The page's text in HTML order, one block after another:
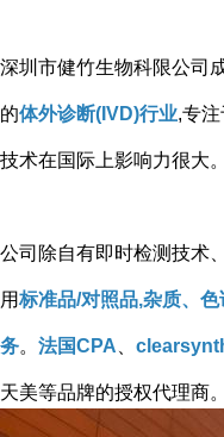
深圳市健竹生物科限公司
的体外诊断(IVD)行业,专
技术在国际上影响力很大。
公司除自有即时检测技术
用标准品/对照品,杂质、
务。 法国CPA
天美等品牌的授权代理商。